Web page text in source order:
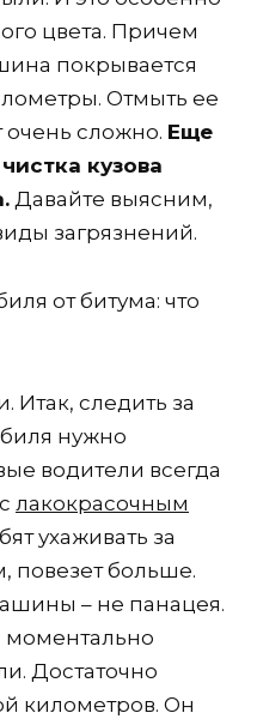
цвета. Причем
покрывается
Отмыть ее
очень сложно. Еще
кузова
Давайте выясним,
загрязнений.
Итак, следить за
нужно
водители всегда
лакокрасочным
ухаживать за
повезет больше.
– не панацея.
моментально
Достаточно
километров. Он